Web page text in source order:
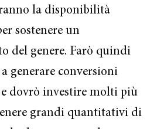
la disponibilità
sostenere un
del genere. Farò quindi
generare conversioni
dovrò investire molti più
grandi quantitativi di